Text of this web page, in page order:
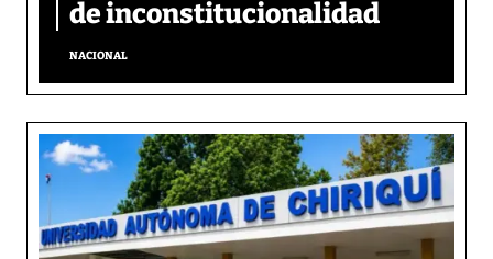
de inconstitucionalidad
NACIONAL